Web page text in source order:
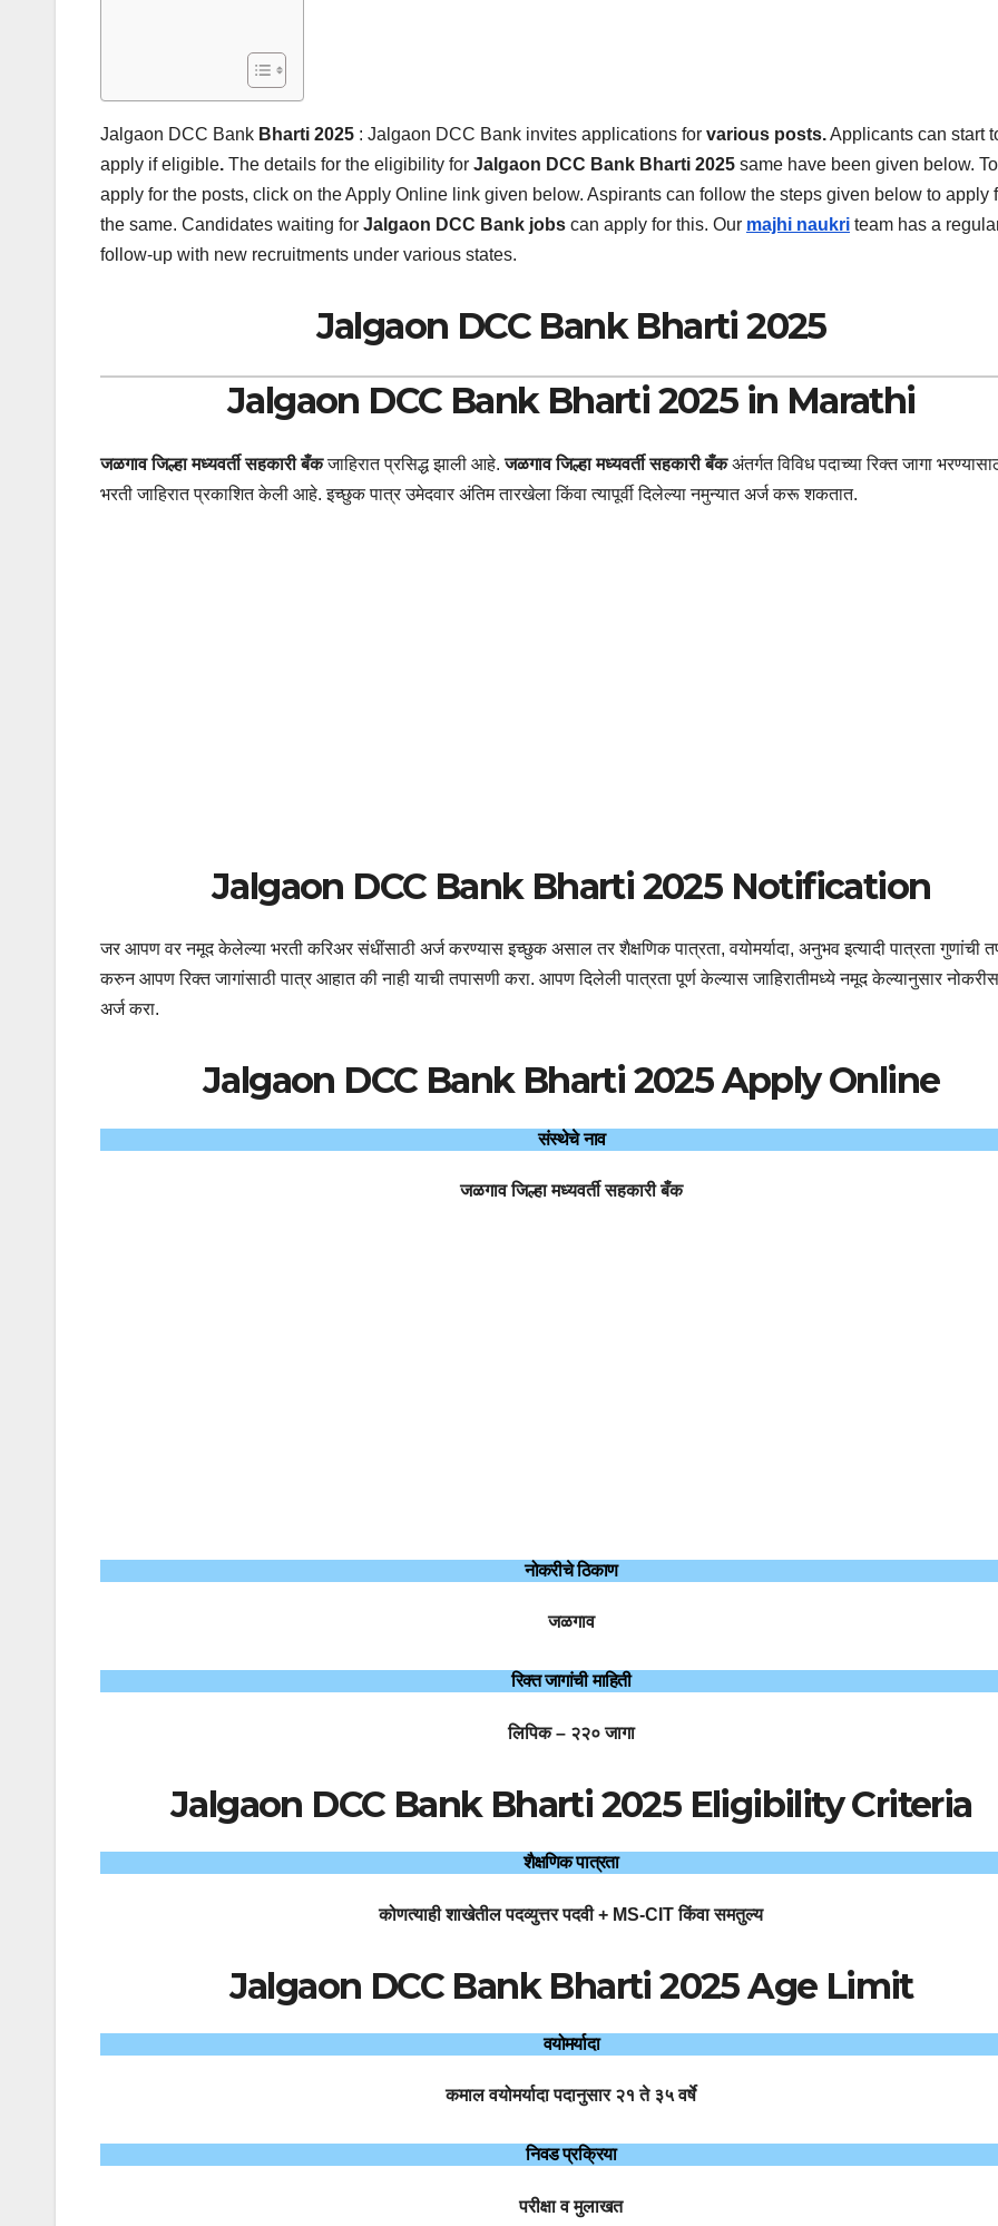
Jalgaon DCC Bank Bharti 2025 : Jalgaon DCC Bank invites applications for various posts.Applicants can start
apply if eligible. The details for the eligibility for Jalgaon DCC Bank Bharti 2025 same have been given below. To
apply for the posts, click on the Apply Online link given below. Aspirants can follow the steps given below to apply
the same. Candidates waiting for Jalgaon DCC Bank jobs can apply for this. Our majhi naukri team has a
follow-up with new recruitments under various states.
Jalgaon DCC Bank Bharti 2025
Jalgaon DCC Bank Bharti 2025 in Marathi
जळगाव जिल्हा मध्यवर्ती सहकारी बँकजाहिरात प्रसिद्ध झाली आहे.जळगाव जिल्हा मध्यवर्ती सहकारी बँकअंतर्गत विविध पदाच्या रिक्त जागा
भरती जाहिरात प्रकाशित केली आहे. इच्छुक पात्र उमेदवार अंतिम तारखेला किंवा त्यापूर्वी दिलेल्या नमुन्यात अर्ज करू शकतात.
Jalgaon DCC Bank Bharti 2025 Notification
जर आपण वर नमूद केलेल्या भरती करिअर संधींसाठी अर्ज करण्यास इच्छुक असाल तर शैक्षणिक पात्रता, वयोमर्यादा, अनुभव इत्यादी पात्रता गुणांची
करुन आपण रिक्त जागांसाठी पात्र आहात की नाही याची तपासणी करा. आपण दिलेली पात्रता पूर्ण केल्यास जाहिरातीमध्ये नमूद केल्यानुसार
अर्ज करा.
Jalgaon DCC Bank Bharti 2025 Apply Online
संस्थेचे नाव
जळगाव जिल्हा मध्यवर्ती सहकारी बँक
नोकरीचे ठिकाण
जळगाव
रिक्त जागांची माहिती
लिपिक – २२० जागा
Jalgaon DCC Bank Bharti 2025 Eligibility Criteria
शैक्षणिक पात्रता
कोणत्याही शाखेतील पदव्युत्तर पदवी + MS-CIT किंवा समतुल्य
Jalgaon DCC Bank Bharti 2025 Age Limit
वयोमर्यादा
कमाल वयोमर्यादा पदानुसार २१ ते ३५ वर्षे
निवड प्रक्रिया
परीक्षा व मुलाखत